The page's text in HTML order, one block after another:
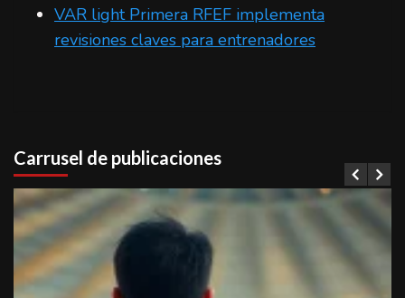
VAR light Primera RFEF implementa
revisiones claves para entrenadores
Carrusel de publicaciones